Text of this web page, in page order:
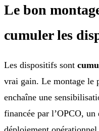
Le bon
cumuler les
Les dispositifs sont
vrai gain. Le montage le
enchaîne une
financée par l’OPCO,